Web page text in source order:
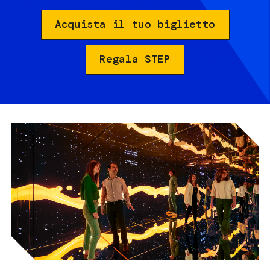
Acquista il tuo biglietto
Regala STEP